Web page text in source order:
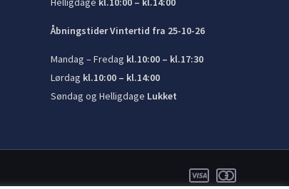
Åbningstider Vintertid fra 25-10-26
Mandag – Fredag kl.10:00 – kl.17:30
Lørdag kl.10:00 – kl.14:00
Søndag og Helligdage Lukket